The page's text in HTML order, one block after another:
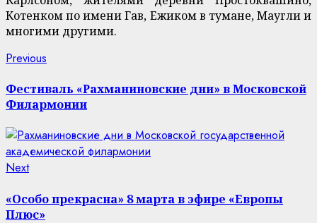
Котенком по имени Гав, Ежиком в тумане, Маугли и
многими другими.
Continue
Reading
Previous
Фестиваль «Рахманиновские дни» в Московской
Филармонии
NextNext
«Особо прекрасна» 8 марта в эфире «Европы
Плюс»